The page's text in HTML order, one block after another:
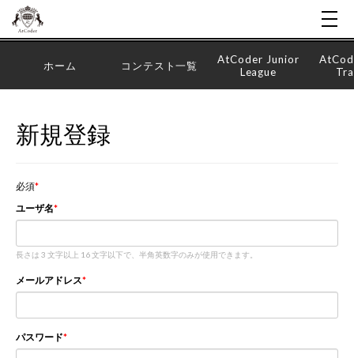
ホーム コンテスト一覧
AtCoder Junior
League
新規登録
必須
ユーザ名
長さは 3 文字以上 16 文字以下で、半角英数字のみが使用できます。
メールアドレス
パスワード